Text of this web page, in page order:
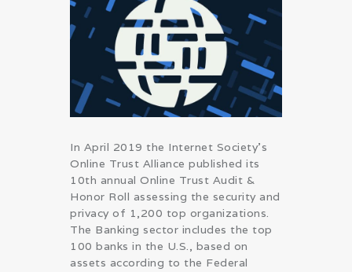
In April 2019 the Internet Society’s
Online Trust Alliance published its
10th annual Online Trust Audit &
Honor Roll assessing the security and
privacy of 1,200 top organizations.
The Banking sector includes the top
100 banks in the U.S., based on
assets according to the Federal